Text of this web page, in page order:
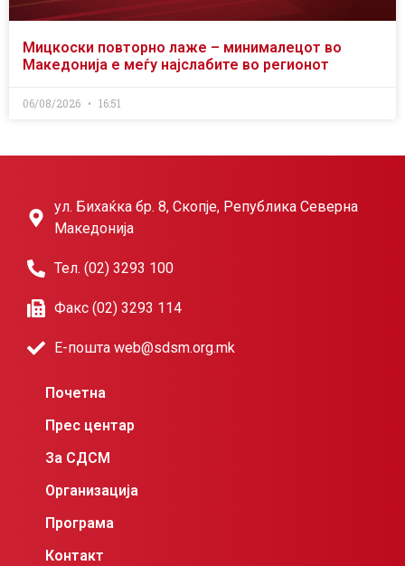
Мицкоски повторно лаже – минималецот во
Македонија е меѓу најслабите во регионот
06/08/2026 16:51
ул. Бихаќка бр. 8, Скопје, Република Северна
Македонија
Тел. (02) 3293 100
Факс (02) 3293 114
Е-пошта web@sdsm.org.mk
Почетна
Прес центар
За СДСМ
Организација
Програма
Контакт